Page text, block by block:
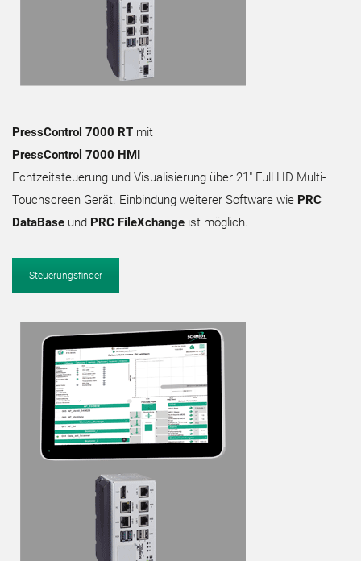
PressControl 7000 RT mit
PressControl 7000 HMI
Echtzeitsteuerung und Visualisierung über 21″ Full HD Multi-
Touchscreen Gerät. Einbindung weiterer Software wie PRC
DataBase und PRC FileXchange ist möglich.
Steuerungsfinder